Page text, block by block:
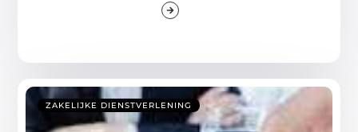
ZAKELIJKE DIENSTVERLENING